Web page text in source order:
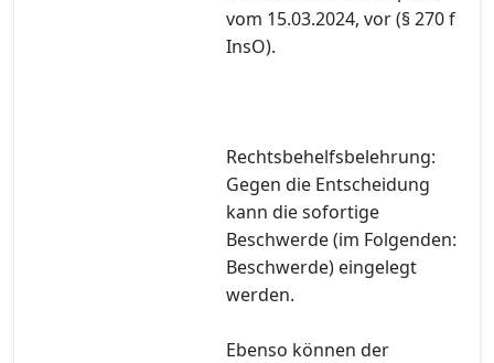
vom 15.03.2024, vor (§ 270 f
InsO).
Rechtsbehelfsbelehrung:
Gegen die Entscheidung
kann die sofortige
Beschwerde (im Folgenden:
Beschwerde) eingelegt
werden.
Ebenso können der